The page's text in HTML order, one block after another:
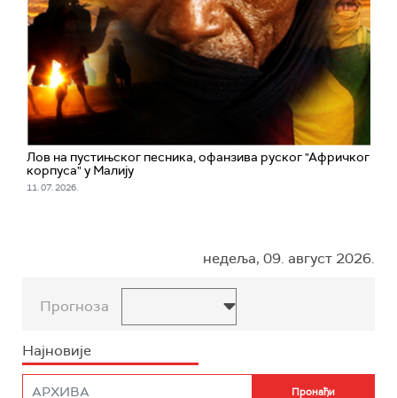
Лов на пустињског песника, офанзива руског "Афричког
корпуса" у Малију
11. 07. 2026.
недеља, 09. август 2026.
Прогноза
Најновије